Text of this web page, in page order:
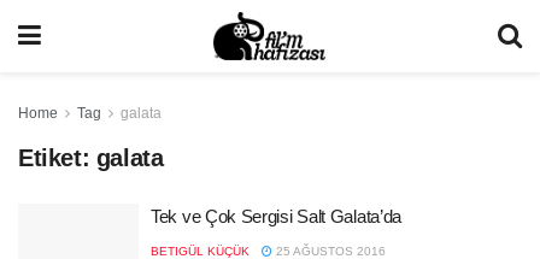
Home Tag galata
Etiket: galata
Tek ve Çok Sergisi Salt Galata’da
BETIGÜL KÜÇÜK 25 AĞUSTOS 2016